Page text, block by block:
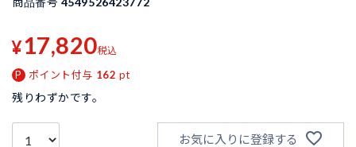
¥17,820税込
ポイント付与 162 pt
残りわずかです。
お気に入りに登録する